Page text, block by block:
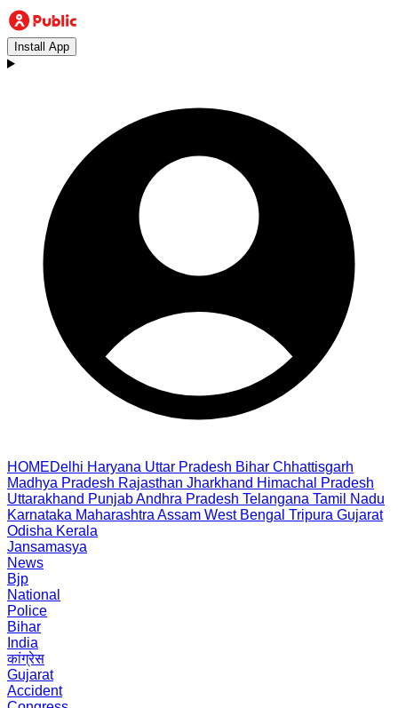
Install App
HOMEDelhi Haryana Uttar Pradesh Bihar Chhattisgarh
Madhya Pradesh Rajasthan Jharkhand Himachal Pradesh
Uttarakhand PunjabAndhra Pradesh Telangana Tamil Nadu
Karnataka Maharashtra Assam West Bengal Tripura Gujarat
Odisha Kerala
Jansamasya
News
Bjp
National
Police
Bihar
India
कांग्रेस
Gujarat
Accident